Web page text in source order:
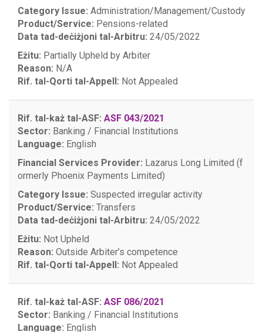
Category Issue: Administration/Management/Custody
Product/Service: Pensions-related
Data tad-deċiżjoni tal-Arbitru: 24/05/2022
Eżitu: Partially Upheld by Arbiter
Reason: N/A
Rif. tal-Qorti tal-Appell: Not Appealed
Rif. tal-każ tal-ASF: ASF 043/2021
Sector: Banking / Financial Institutions
Language: English
Financial Services Provider: Lazarus Long Limited (f
ormerly Phoenix Payments Limited)
Category Issue: Suspected irregular activity
Product/Service: Transfers
Data tad-deċiżjoni tal-Arbitru: 24/05/2022
Eżitu: Not Upheld
Reason: Outside Arbiter’s competence
Rif. tal-Qorti tal-Appell: Not Appealed
Rif. tal-każ tal-ASF: ASF 086/2021
Sector: Banking / Financial Institutions
Language: English